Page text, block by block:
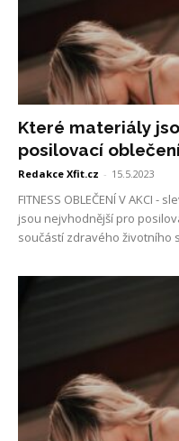
Které materiály
posilovací
Redakce Xfit.cz - 15.5.2023
FITNESS OBLEČENÍ V AKCI
jsou nejvhodnější pro
součástí zdravého životního